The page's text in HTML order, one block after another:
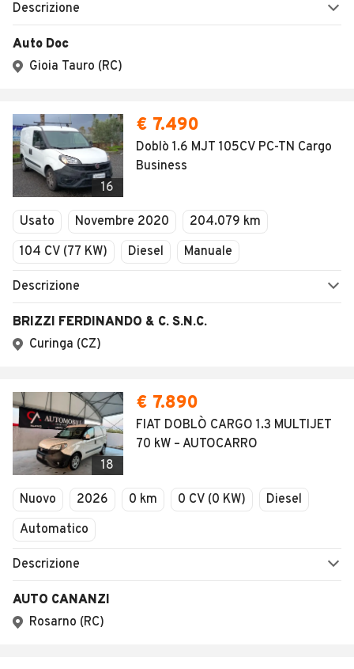
Descrizione
Auto Doc
Gioia Tauro (RC)
16
€ 7.490
Doblò 1.6 MJT 105CV PC-TN Cargo
Business
Usato Novembre 2020
204.079 km
104 CV (77 KW)
Diesel Manuale
Descrizione
BRIZZI FERDINANDO & C. S.N.C.
Curinga (CZ)
18
€ 7.890
FIAT DOBLÒ CARGO 1.3 MULTIJET
70 kW – AUTOCARRO
Nuovo 2026 0 km 0 CV (0 KW)
Diesel
Automatico
Descrizione
AUTO CANANZI
Rosarno (RC)